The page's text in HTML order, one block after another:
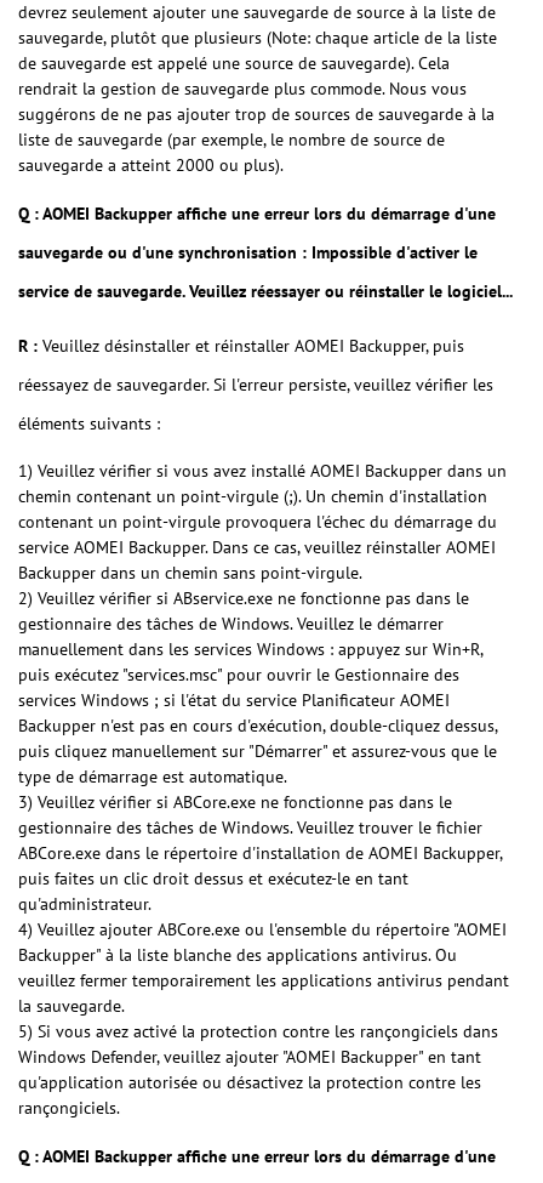
devrez seulement ajouter une sauvegarde de source à la liste de
sauvegarde, plutôt que plusieurs (Note: chaque article de la liste
de sauvegarde est appelé une source de sauvegarde). Cela
rendrait la gestion de sauvegarde plus commode. Nous vous
suggérons de ne pas ajouter trop de sources de sauvegarde à la
liste de sauvegarde (par exemple, le nombre de source de
sauvegarde a atteint 2000 ou plus).
Q : AOMEI Backupper affiche une erreur lors du démarrage d'une
sauvegarde ou d'une synchronisation : Impossible d'activer le
service de sauvegarde. Veuillez réessayer ou réinstaller le logiciel...
R : Veuillez désinstaller et réinstaller AOMEI Backupper, puis
réessayez de sauvegarder. Si l'erreur persiste, veuillez vérifier les
éléments suivants :
1) Veuillez vérifier si vous avez installé AOMEI Backupper dans un
chemin contenant un point-virgule (;). Un chemin d'installation
contenant un point-virgule provoquera l'échec du démarrage du
service AOMEI Backupper. Dans ce cas, veuillez réinstaller AOMEI
Backupper dans un chemin sans point-virgule.
2) Veuillez vérifier si ABservice.exe ne fonctionne pas dans le
gestionnaire des tâches de Windows. Veuillez le démarrer
manuellement dans les services Windows : appuyez sur Win+R,
puis exécutez "services.msc" pour ouvrir le Gestionnaire des
services Windows ; si l'état du service Planificateur AOMEI
Backupper n'est pas en cours d'exécution, double-cliquez dessus,
puis cliquez manuellement sur "Démarrer" et assurez-vous que le
type de démarrage est automatique.
3) Veuillez vérifier si ABCore.exe ne fonctionne pas dans le
gestionnaire des tâches de Windows. Veuillez trouver le fichier
ABCore.exe dans le répertoire d'installation de AOMEI Backupper,
puis faites un clic droit dessus et exécutez-le en tant
qu'administrateur.
4) Veuillez ajouter ABCore.exe ou l'ensemble du répertoire "AOMEI
Backupper" à la liste blanche des applications antivirus. Ou
veuillez fermer temporairement les applications antivirus pendant
la sauvegarde.
5) Si vous avez activé la protection contre les rançongiciels dans
Windows Defender, veuillez ajouter "AOMEI Backupper" en tant
qu'application autorisée ou désactivez la protection contre les
rançongiciels.
Q : AOMEI Backupper affiche une erreur lors du démarrage d'une